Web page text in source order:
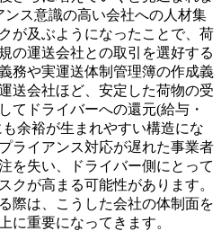
ス意識の高い会社への人材集
が及ぶようになったことで、荷
の運送会社との取引を選好する
務や実運送体制管理簿の作成義
送会社ほど、安定した荷物の受
てドライバーへの還元(給与・
余裕が生まれやすい構造にな
ライアンス対応が遅れた事業者
を失い、ドライバー側にとって
クが高まる可能性があります。
際は、こうした会社の体制面を
に重要になってきます。